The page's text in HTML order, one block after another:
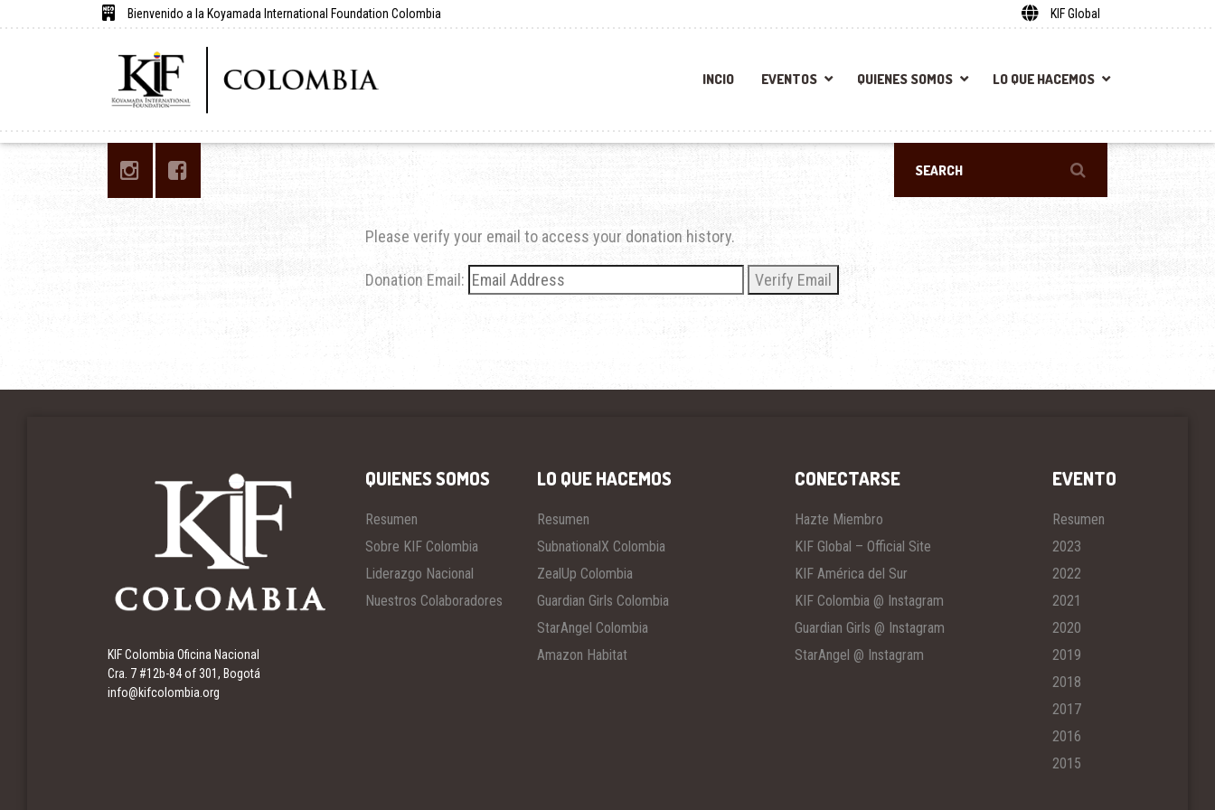
Bienvenido a la Koyamada International Foundation Colombia KIF Global
INCIO EVENTOS QUIENES SOMOS LO QUE HACEMOS
Please verify your email to access your donation history.
Donation Email:
KIF Colombia Oficina Nacional
Cra. 7 #12b-84 of 301, Bogotá
info@kifcolombia.org
QUIENES SOMOS
Resumen
Sobre KIF Colombia
Liderazgo Nacional
Nuestros Colaboradores
LO QUE HACEMOS
Resumen
SubnationalX Colombia
ZealUp Colombia
Guardian Girls Colombia
StarAngel Colombia
Amazon Habitat
CONECTARSE
Hazte Miembro
KIF Global – Official Site
KIF América del Sur
KIF Colombia @ Instagram
Guardian Girls @ Instagram
StarAngel @ Instagram
EVENTO
Resumen
2023
2022
2021
2020
2019
2018
2017
2016
2015